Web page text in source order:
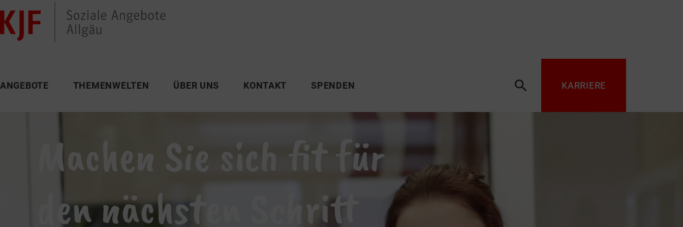
ANGEBOTE THEMENWELTEN ÜBER UNS KONTAKT SPENDEN search KARRIERE
Machen Sie sich fit für
den nächsten Schritt